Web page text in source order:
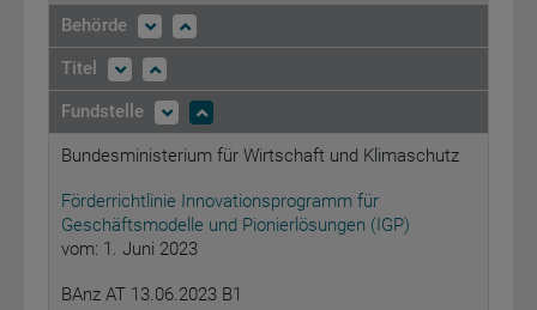
Behörde
Titel
Fundstelle
Bundesministerium für Wirtschaft und Klimaschutz
Förderrichtlinie Innovationsprogramm für
Geschäftsmodelle und Pionierlösungen (IGP)
vom: 1. Juni 2023
BAnz AT 13.06.2023 B1